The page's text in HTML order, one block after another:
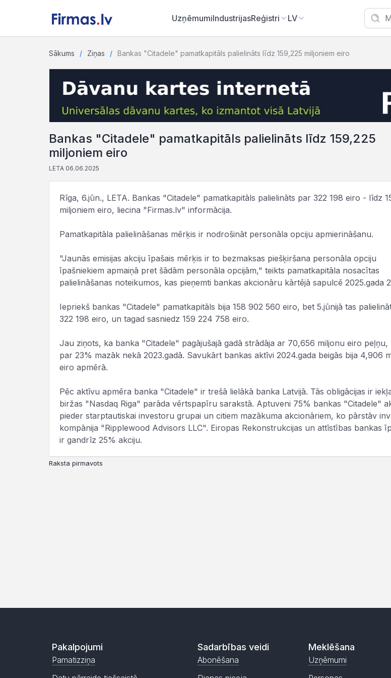
UzņēmumiIndustrijasReģistri LV
Sākums Ziņas Bankas "Citadele" pamatkapitāls palielināts līdz 159,225 miljoniem eiro
Bankas "Citadele" pamatkapitāls palielināts līdz 159,225
miljoniem eiro
LETA 06.06.2025
Rīga, 6.jūn., LETA. Bankas "Citadele" pamatkapitāls palielināts par 322 198 eiro - līdz
miljoniem eiro, liecina "Firmas.lv" informācija.
Pamatkapitāla palielināšanas mērķis ir nodrošināt personāla opciju apmierināšanu.
"Jaunās emisijas akciju īpašais mērķis ir to bezmaksas piešķiršana personāla opciju
īpašniekiem apmaiņā pret šādām personāla opcijām," teikts pamatkapitāla nosacītas
palielināšanas noteikumos, kas pieņemti bankas akcionāru kārtējā sapulcē 2025.gada
Iepriekš bankas "Citadele" pamatkapitāls bija 158 902 560 eiro, bet 5.jūnijā tas
322 198 eiro, un tagad sasniedz 159 224 758 eiro.
Jau ziņots, ka banka "Citadele" pagājušajā gadā strādāja ar 70,656 miljonu eiro peļņu,
par 23% mazāk nekā 2023.gadā. Savukārt bankas aktīvi 2024.gada beigās bija 4,906
eiro apmērā.
Pēc aktīvu apmēra banka "Citadele" ir trešā lielākā banka Latvijā. Tās obligācijas ir
biržas "Nasdaq Riga" parāda vērtspapīru sarakstā. Aptuveni 75% bankas "Citadele"
pieder starptautiskai investoru grupai un citiem mazākuma akcionāriem, ko pārstāv
kompānija "Ripplewood Advisors LLC". Eiropas Rekonstrukcijas un attīstības bankas
ir gandrīz 25% akciju.
Raksta pirmavots
Pakalpojumi
Pamatizziņa
Sadarbības veidi
Abonēšana
Meklēšana
Uzņēmumi